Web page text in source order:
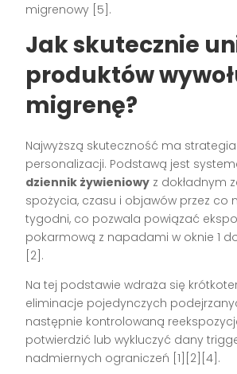
migrenowy [5].
Jak skutecznie
produktów
migrenę?
Najwyższą skuteczność ma
personalizacji. Podstawą jest
dziennik żywieniowy z dokładnym
spożycia, czasu i objawów przez co
tygodni, co pozwala powiązać
pokarmową z napadami w oknie 1
[2].
Na tej podstawie wdraża się
eliminacje pojedynczych
następnie kontrolowaną
potwierdzić lub wykluczyć dany
nadmiernych ograniczeń [1][2][4].